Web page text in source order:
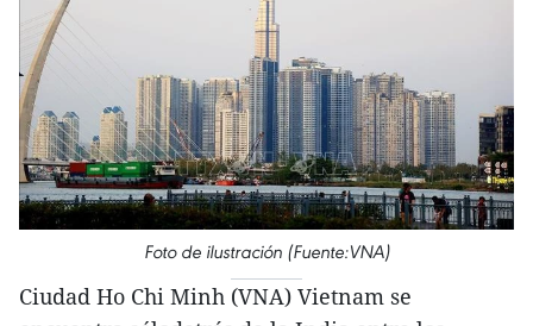
Foto de ilustración (Fuente:VNA)
Ciudad Ho Chi Minh (VNA) Vietnam se